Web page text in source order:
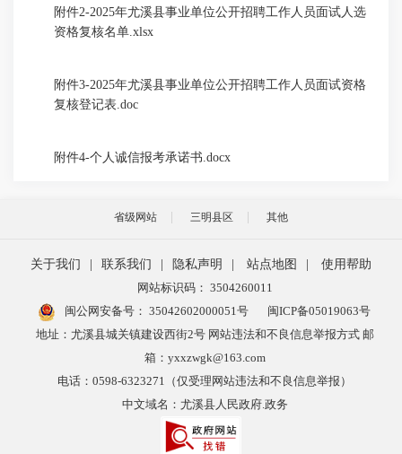
附件2-2025年尤溪县事业单位公开招聘工作人员面试人选
资格复核名单.xlsx
附件3-2025年尤溪县事业单位公开招聘工作人员面试资格
复核登记表.doc
附件4-个人诚信报考承诺书.docx
省级网站 三明县区 其他
关于我们 联系我们 隐私声明 站点地图
使用帮助
网站标识码： 3504260011
闽公网安备号： 35042602000051号
闽ICP备05019063号
地址：尤溪县城关镇建设西街2号 网站违法和不良信息举报方式 邮
箱：yxxzwgk@163.com
电话：0598-6323271（仅受理网站违法和不良信息举报）
中文域名：尤溪县人民政府.政务